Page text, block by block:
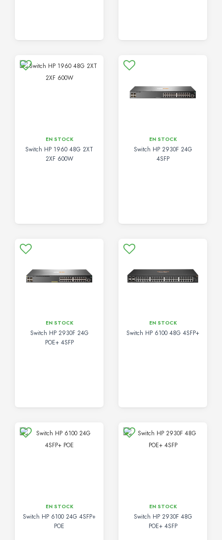
EN STOCK
Switch HP 1960 48G 2XT
2XF 600W
EN STOCK
Switch HP 2930F 24G
4SFP
EN STOCK
Switch HP 2930F 24G
POE+ 4SFP
EN STOCK
Switch HP 6100 48G 4SFP+
EN STOCK
Switch HP 6100 24G 4SFP+
POE
EN STOCK
Switch HP 2930F 48G
POE+ 4SFP